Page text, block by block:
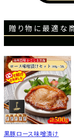
贈り物に最適な
黒豚ロース味噌漬け